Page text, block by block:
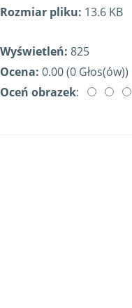
Rozmiar pliku: 13.6 KB
Wyświetleń: 825
Ocena: 0.00 (0 Głos(ów))
Oceń obrazek: